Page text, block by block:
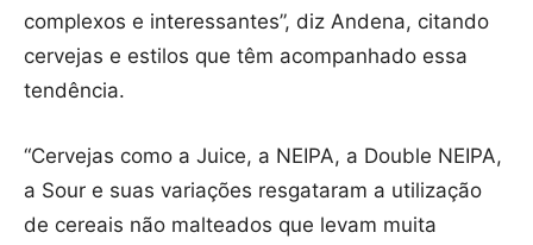
complexos e interessantes”, diz Andena, citando
cervejas e estilos que têm acompanhado essa
tendência.
“Cervejas como a Juice, a NEIPA, a Double NEIPA,
a Sour e suas variações resgataram a utilização
de cereais não malteados que levam muita